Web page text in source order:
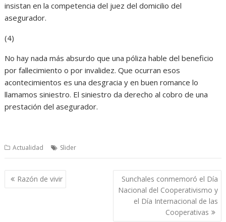
insistan en la competencia del juez del domicilio del
asegurador.
(4)
No hay nada más absurdo que una póliza hable del beneficio
por fallecimiento o por invalidez. Que ocurran esos
acontecimientos es una desgracia y en buen romance lo
llamamos siniestro. El siniestro da derecho al cobro de una
prestación del asegurador.
Actualidad Slider
Navegación
de
Razón de vivir
Sunchales conmemoró el Día
Nacional del Cooperativismo y
el Día Internacional de las
Cooperativas